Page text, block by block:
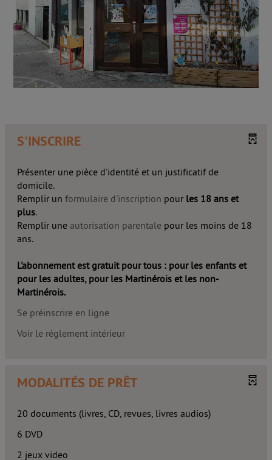
S'INSCRIRE
Présenter une pièce d'identité et un justificatif de
domicile.
Remplir un formulaire d'inscription pour les 18 ans et
plus.
Remplir une autorisation parentale pour les moins de 18
ans.
L'abonnement est gratuit pour tous : pour les enfants et
pour les adultes, pour les Martinérois et les non-
Martinérois.
Se préinscrire en ligne
Voir le réglement intérieur
MODALITÉS DE PRÊT
20 documents (livres, CD, revues, livres audios)
6 DVD
2 jeux video